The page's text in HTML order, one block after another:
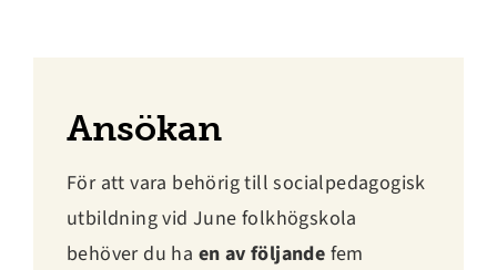
Ansökan
För att vara behörig till socialpedagogisk
utbildning vid June folkhögskola
behöver du ha en av följande fem